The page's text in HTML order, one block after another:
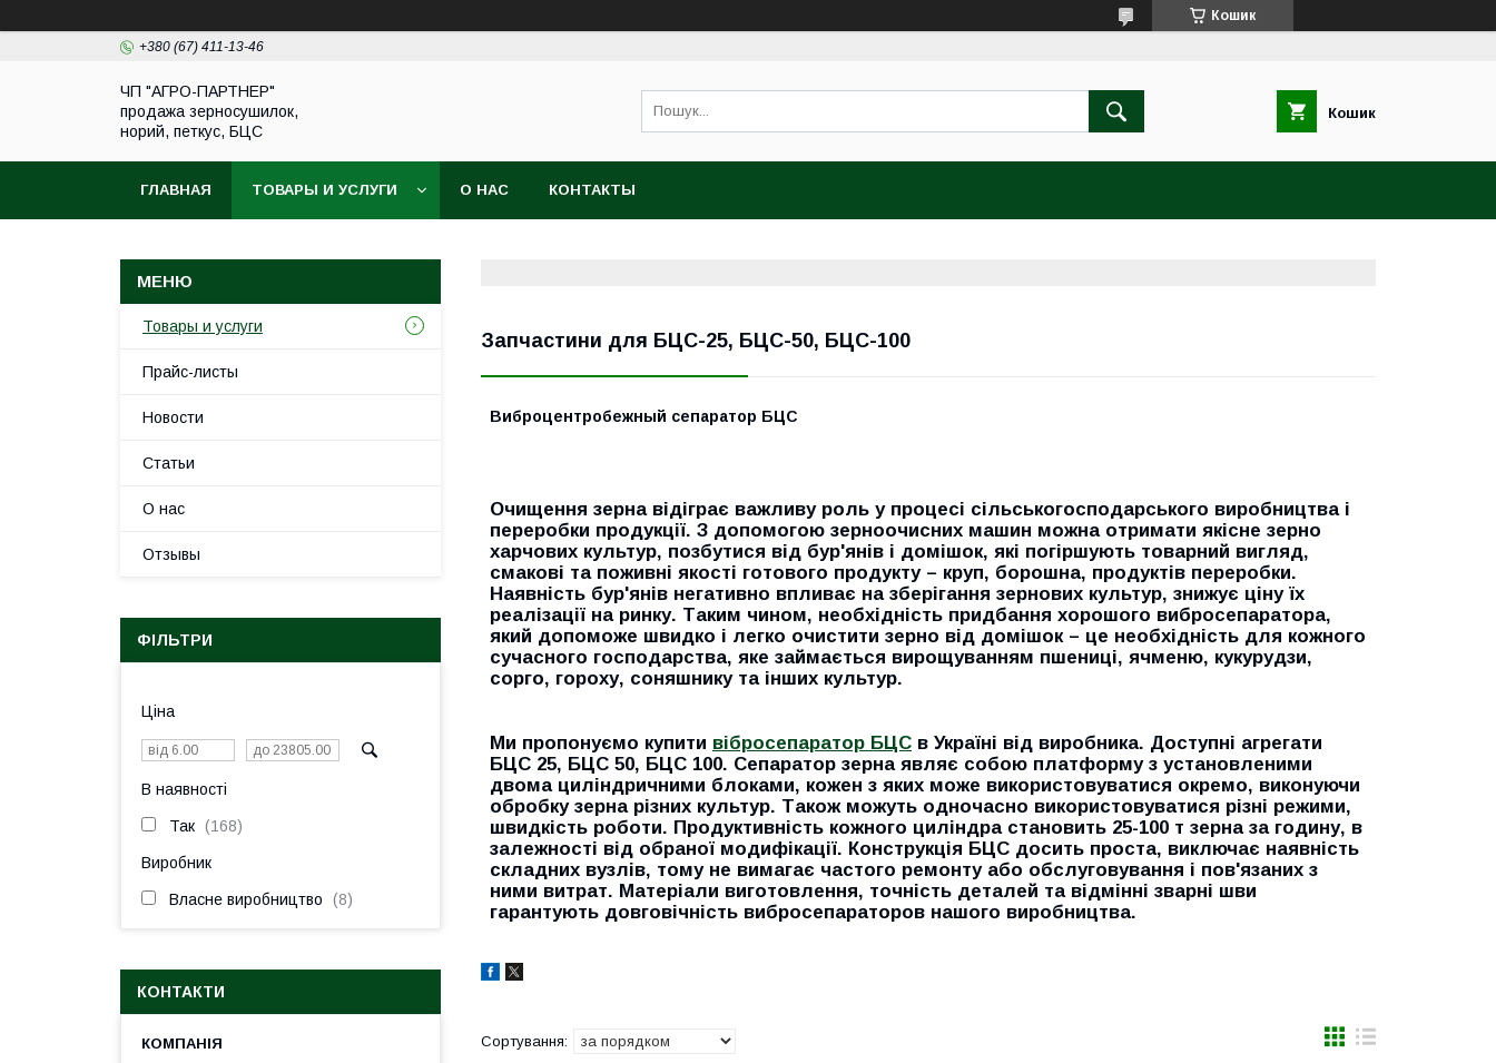
Кошик
+380 (67) 411-13-46
ЧП "АГРО-ПАРТНЕР"
продажа зерносушилок,
норий, петкус, БЦС
Кошик
ГЛАВНАЯ ТОВАРЫ И УСЛУГИ О НАС КОНТАКТЫ
Запчастини для БЦС-25, БЦС-50, БЦС-100
Виброцентробежный сепаратор БЦС
Очищення зерна відіграє важливу роль у процесі сільськогосподарського виробництва і
переробки продукції. З допомогою зерноочисних машин можна отримати якісне зерно
харчових культур, позбутися від бур'янів і домішок, які погіршують товарний вигляд,
смакові та поживні якості готового продукту – круп, борошна, продуктів переробки.
Наявність бур'янів негативно впливає на зберігання зернових культур, знижує ціну їх
реалізації на ринку. Таким чином, необхідність придбання хорошого вибросепаратора,
який допоможе швидко і легко очистити зерно від домішок – це необхідність для кожного
сучасного господарства, яке займається вирощуванням пшениці, ячменю, кукурудзи,
сорго, гороху, соняшнику та інших культур.
Ми пропонуємо купити вібросепаратор БЦС в Україні від виробника. Доступні агрегати
БЦС 25, БЦС 50, БЦС 100. Сепаратор зерна являє собою платформу з установленими
двома циліндричними блоками, кожен з яких може використовуватися окремо, виконуючи
обробку зерна різних культур. Також можуть одночасно використовуватися різні режими,
швидкість роботи. Продуктивність кожного циліндра становить 25-100 т зерна за годину, в
залежності від обраної модифікації. Конструкція БЦС досить проста, виключає наявність
складних вузлів, тому не вимагає частого ремонту або обслуговування і пов'язаних з
ними витрат. Матеріали виготовлення, точність деталей та відмінні зварні шви
гарантують довговічність вибросепараторов нашого виробництва.
Товары и услуги
Прайс-листы
Новости
Статьи
О нас
Отзывы
ФІЛЬТРИ
Ціна
В наявності
Так 168
Виробник
Власне виробництво 8
КОНТАКТИ